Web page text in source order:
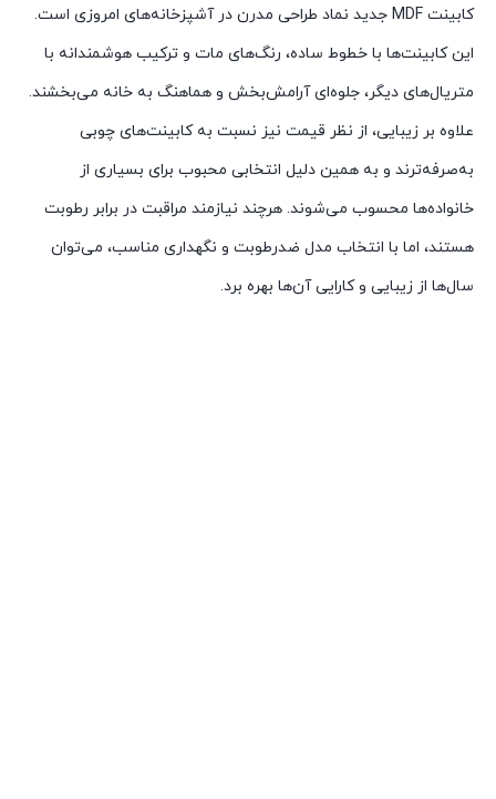
کابینت MDF جدید نماد طراحی مدرن در آشپزخانه‌های امروزی است.
این کابینت‌ها با خطوط ساده، رنگ‌های مات و ترکیب هوشمندانه با
متریال‌های دیگر، جلوه‌ای آرامش‌بخش و هماهنگ به خانه می‌بخشند.
علاوه بر زیبایی، از نظر قیمت نیز نسبت به کابینت‌های چوبی
به‌صرفه‌ترند و به همین دلیل انتخابی محبوب برای بسیاری از
خانواده‌ها محسوب می‌شوند. هرچند نیازمند مراقبت در برابر رطوبت
هستند، اما با انتخاب مدل ضد‌رطوبت و نگهداری مناسب، می‌توان
سال‌ها از زیبایی و کارایی آن‌ها بهره برد.